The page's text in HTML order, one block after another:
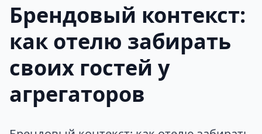
Брендовый контекст:
как отелю забирать
своих гостей у
агрегаторов